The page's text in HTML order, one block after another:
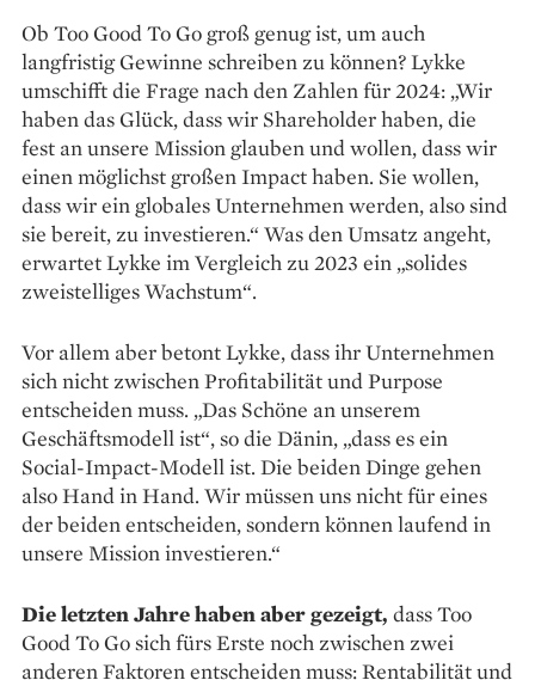
Ob Too Good To Go groß genug ist, um auch
langfristig Gewinne schreiben zu können? Lykke
umschifft die Frage nach den Zahlen für 2024: „Wir
haben das Glück, dass wir Shareholder haben, die
fest an unsere Mission glauben und ­wollen, dass wir
einen möglichst großen Impact haben. Sie wollen,
dass wir ein globales Unternehmen werden, also sind
sie bereit, zu investieren.“ Was den Umsatz angeht,
erwartet Lykke im Vergleich zu 2023 ein „solides
zweistelliges Wachstum“.
Vor allem aber betont Lykke, dass ihr Unternehmen
sich nicht zwischen Profitabilität und Purpose
entscheiden muss. „Das Schöne an unserem
Geschäftsmodell ist“, so die Dänin, „dass es ein
Social-Impact-Modell ist. Die beiden Dinge gehen
also Hand in Hand. Wir müssen uns nicht für eines
der beiden entscheiden, sondern können laufend in
unsere Mission investieren.“
Die letzten Jahre haben aber gezeigt, dass Too
Good To Go sich fürs Erste noch zwischen zwei
anderen Faktoren entscheiden muss: Rentabilität und